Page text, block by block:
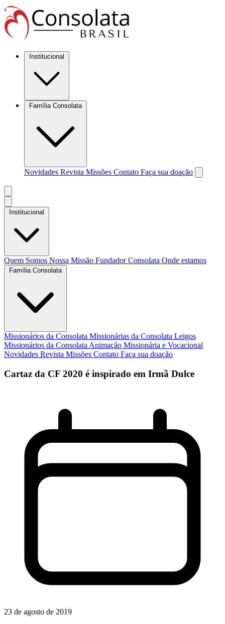
Institucional
Família Consolata
Novidades Revista Missões Contato Faça sua doação
Institucional
Quem Somos Nossa Missão FundadorConsolata Onde estamos
Família Consolata
Missionários da Consolata Missionárias da Consolata Leigos
Missionários da Consolata Animação Missionária e Vocacional
Novidades Revista Missões Contato Faça sua doação
Cartaz da CF 2020 é inspirado em Irmã Dulce
23 de agosto de 2019